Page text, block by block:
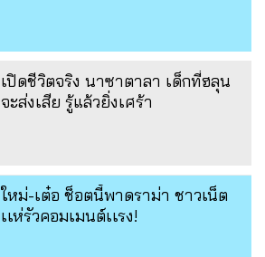
เปิดชีวิตจริง นาซาตาลา เด็กที่ฮลุน
จะส่งเสีย รู้แล้วยิ่งเศร้า
ใหม่-เต๋อ ช็อตนี้พาดราม่า ชาวเน็ต
เเห่รัวคอมเมนต์เเรง!